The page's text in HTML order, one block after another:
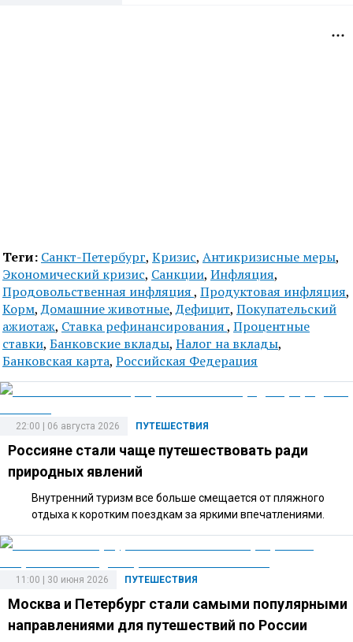
Теги: Санкт-Петербург, Кризис, Антикризисные меры,
Экономический кризис, Санкции, Инфляция,
Продовольственная инфляция, Продуктовая инфляция,
Корм,Домашние животные,Дефицит, Покупательский
ажиотаж, Ставка рефинансирования, Процентные
ставки, Банковские вклады, Налог на вклады,
Банковская карта, Российская Федерация
ПУТЕШЕСТВИЯ
22:00 | 06 августа 2026
Россияне стали чаще путешествовать ради
природных явлений
Внутренний туризм все больше смещается от пляжного
отдыха к коротким поездкам за яркими впечатлениями.
ПУТЕШЕСТВИЯ
11:00 | 30 июня 2026
Москва и Петербург стали самыми популярными
направлениями для путешествий по России